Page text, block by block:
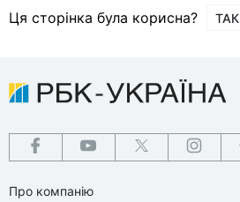
Ця сторінка була корисна? ТАК
Про компанію